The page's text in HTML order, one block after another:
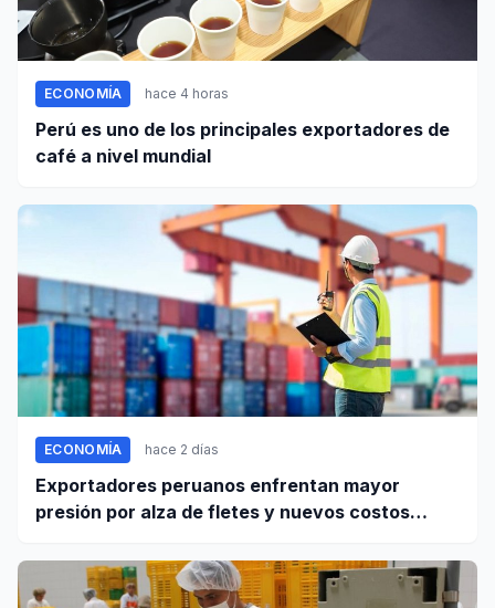
ECONOMÍA hace 4 horas
Perú es uno de los principales exportadores de
café a nivel mundial
ECONOMÍA hace 2 días
Exportadores peruanos enfrentan mayor
presión por alza de fletes y nuevos costos